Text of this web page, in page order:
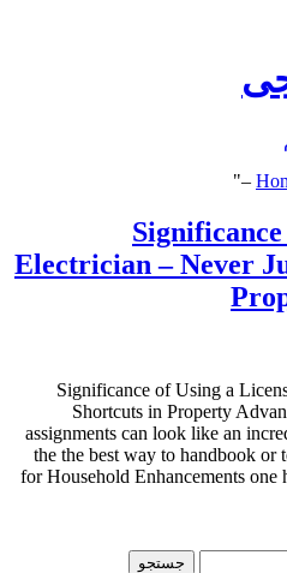
Electrician – Never
Significance of Using a
Shortcuts in Property
assignments can look like an
the the best way to handbook or
for Household Enhancements one